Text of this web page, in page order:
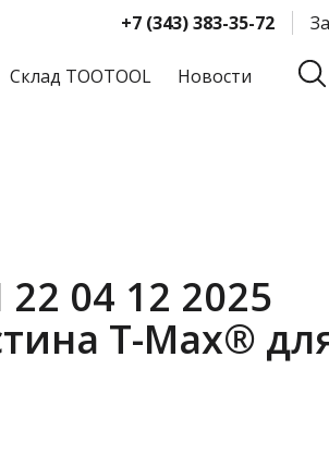
+7 (343) 383-35-72
Склад TOOTOOL Новости
22 04 12 2025
T-Max®